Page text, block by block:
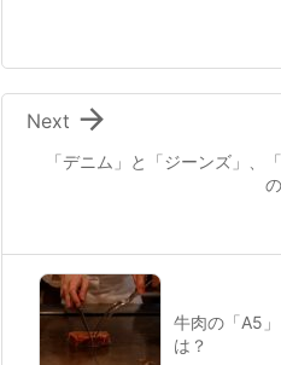
「デニム」と「ジーンズ」、

Next
牛肉の「A5
は？